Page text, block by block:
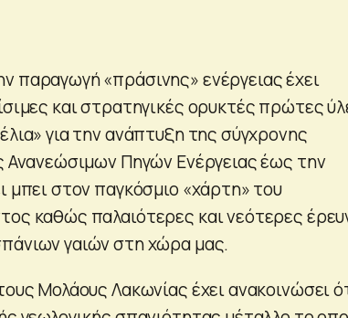
παραγωγή «πράσινης» ενέργειας έχει
και στρατηγικές ορυκτές πρώτες
για την ανάπτυξη της σύγχρονης
Ανανεώσιμων Πηγών Ενέργειας έως την
μπει στον παγκόσμιο «χάρτη» του
καθώς παλαιότερες και νεότερες
γαιών στη χώρα μας.
Μολάους Λακωνίας έχει ανακοινώσει